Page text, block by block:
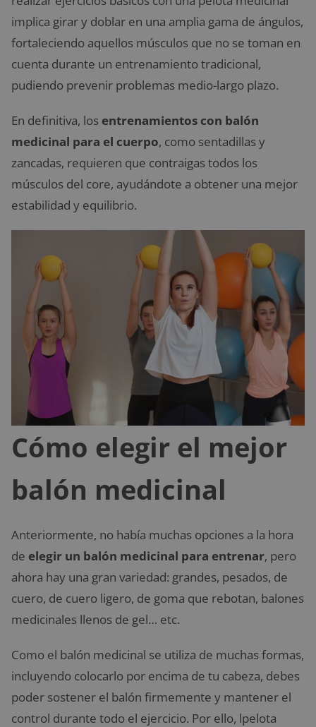
implica girar y doblar en una amplia gama de ángulos,
fortaleciendo aquellos músculos que no se toman en
cuenta durante un entrenamiento tradicional,
pudiendo prevenir problemas medio-largo plazo.
En definitiva, los entrenamientos con balón
medicinal para el cuerpo, como sentadillas y
zancadas, requieren que contraigas todos los
músculos del core, ayudándote a obtener una mejor
estabilidad y equilibrio.
Cómo elegir el mejor
balón medicinal
Anteriormente, no había muchas opciones a la hora
de elegir un balón medicinal para entrenar, pero
ahora hay una gran variedad: grandes, pesados, de
cuero, de cuero ligero, de goma que rebotan, balones
medicinales llenos de gel… etc.
Como el balón medicinal se utiliza de muchas formas,
incluyendo colocarlo por encima de tu cabeza, debes
poder sostener el balón firmemente y mantener el
control durante todo el ejercicio. Por ello, lpelota